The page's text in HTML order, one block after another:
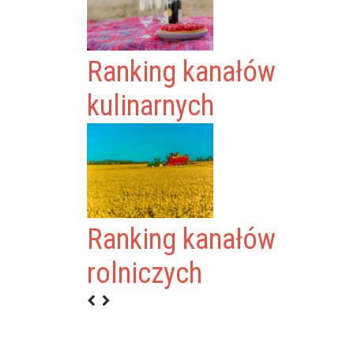
Ranking kanałów
kulinarnych
Ranking kanałów
rolniczych